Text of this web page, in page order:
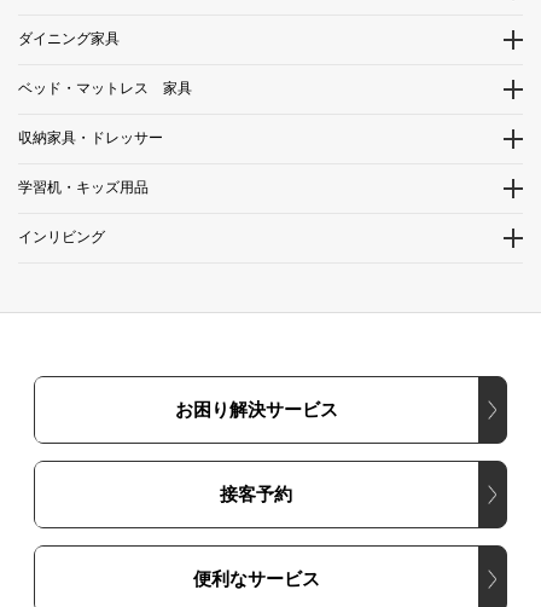
ダイニング家具
ベッド・マットレス 家具
収納家具・ドレッサー
学習机・キッズ用品
インリビング
お困り解決サービス
接客予約
便利なサービス